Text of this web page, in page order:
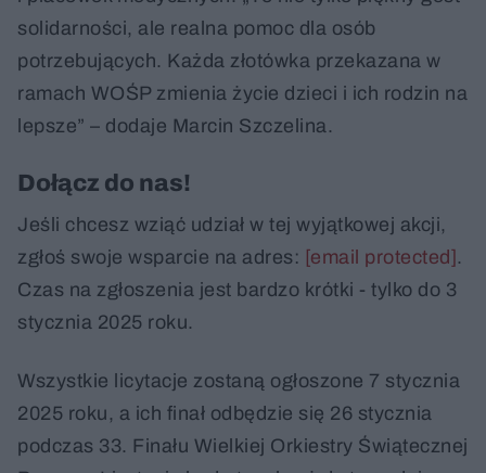
solidarności, ale realna pomoc dla osób
potrzebujących. Każda złotówka przekazana w
ramach WOŚP zmienia życie dzieci i ich rodzin na
lepsze” – dodaje Marcin Szczelina.
Dołącz do nas!
Jeśli chcesz wziąć udział w tej wyjątkowej akcji,
zgłoś swoje wsparcie na adres: [email protected].
Czas na zgłoszenia jest bardzo krótki - tylko do 3
stycznia 2025 roku.
Wszystkie licytacje zostaną ogłoszone 7 stycznia
2025 roku, a ich finał odbędzie się 26 stycznia
podczas 33. Finału Wielkiej Orkiestry Świątecznej